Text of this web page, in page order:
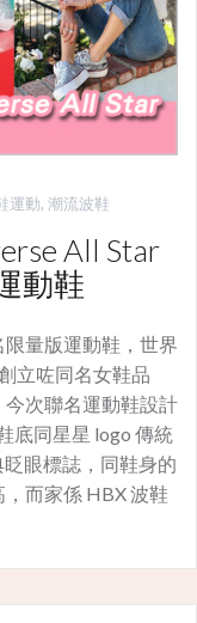
運動, 潮流波鞋
All Star
動鞋
限量版運動鞋，世界
立咗同名女鞋品
次聯名運動鞋設計
底同星星 logo 傳統
眨眼標誌，同鞋身的
而家係 HBX 波鞋